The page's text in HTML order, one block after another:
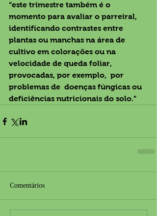
“este trimestre também é o
momento para avaliar o parreiral,
identificando contrastes entre
plantas ou manchas na área de
cultivo em colorações ou na
velocidade de queda foliar,
provocadas, por exemplo,  por
problemas de  doenças fúngicas ou
deficiências nutricionais do solo.”
Comentários